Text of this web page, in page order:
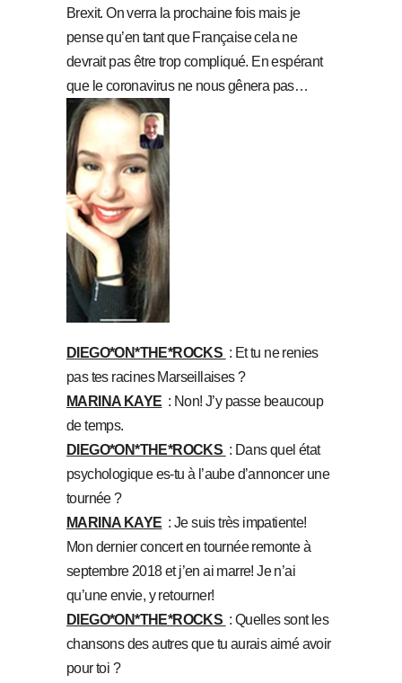
Brexit. On verra la prochaine fois mais je
pense qu’en tant que Française cela ne
devrait pas être trop compliqué. En espérant
que le coronavirus ne nous gênera pas…
DIEGO*ON*THE*ROCKS : Et tu ne renies
pas tes racines Marseillaises ?
MARINA KAYE : Non! J’y passe beaucoup
de temps.
DIEGO*ON*THE*ROCKS : Dans quel état
psychologique es-tu à l’aube d’annoncer une
tournée ?
MARINA KAYE : Je suis très impatiente!
Mon dernier concert en tournée remonte à
septembre 2018 et j’en ai marre! Je n’ai
qu’une envie, y retourner!
DIEGO*ON*THE*ROCKS : Quelles sont les
chansons des autres que tu aurais aimé avoir
pour toi ?